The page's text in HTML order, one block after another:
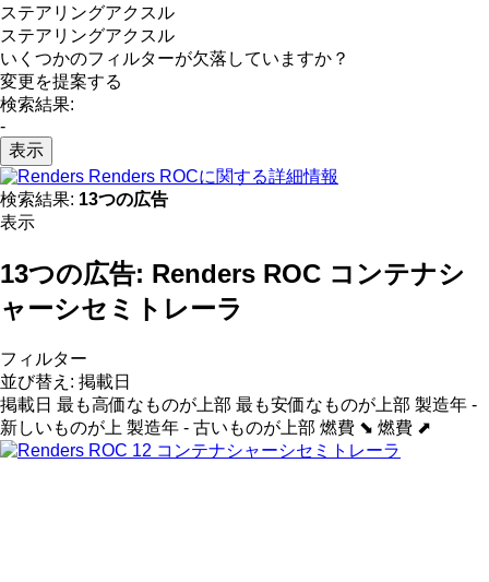
ステアリングアクスル
ステアリングアクスル
いくつかのフィルターが欠落していますか？
変更を提案する
検索結果:
-
表示
Renders ROCに関する詳細情報
検索結果: 13つの広告
表示
13つの広告: Renders ROC コンテナシ
ャーシセミトレーラ
フィルター
並び替え : 掲載日
掲載日 最も高価なものが上部 最も安価なものが上部 製造年 -
新しいものが上 製造年 - 古いものが上部 燃費 ⬊ 燃費 ⬈